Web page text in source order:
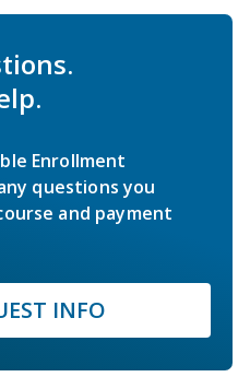
Enrollment
questions you
and payment
INFO